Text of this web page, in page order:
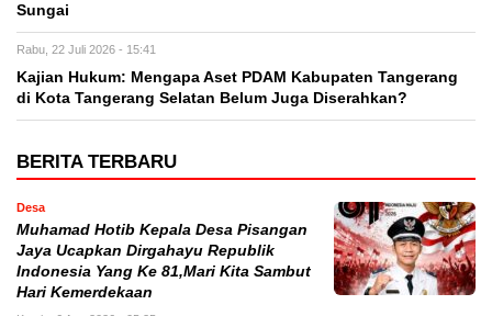
Sungai
Rabu, 22 Juli 2026 - 15:41
Kajian Hukum: Mengapa Aset PDAM Kabupaten Tangerang
di Kota Tangerang Selatan Belum Juga Diserahkan?
BERITA TERBARU
Desa
Muhamad Hotib Kepala Desa Pisangan
Jaya Ucapkan Dirgahayu Republik
Indonesia Yang Ke 81,Mari Kita Sambut
Hari Kemerdekaan